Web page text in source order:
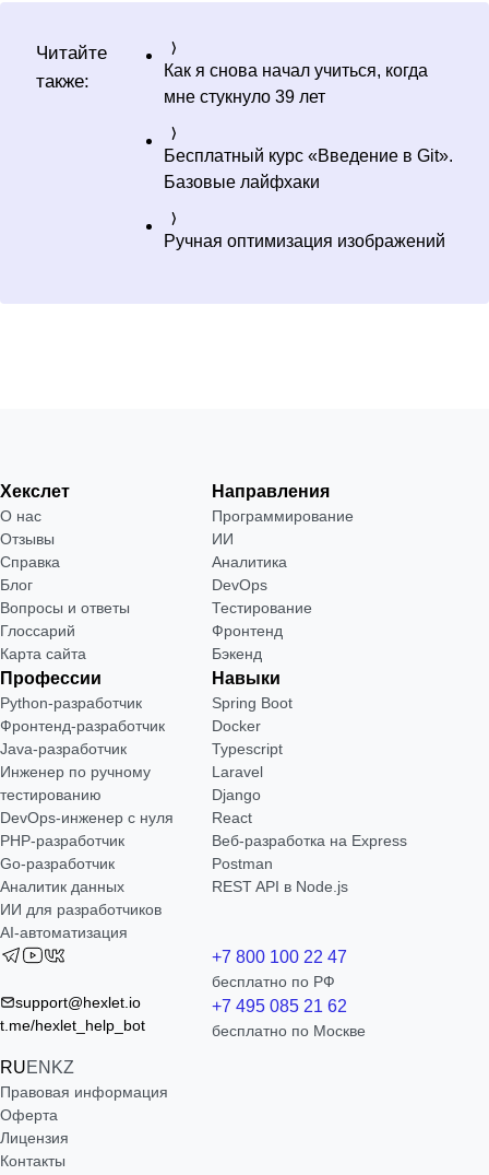
Читайте
также:
Как я снова начал учиться, когда
мне стукнуло 39 лет
Бесплатный курс «Введение в Git».
Базовые лайфхаки
Ручная оптимизация изображений
Хекслет
О нас
Отзывы
Справка
Блог
Вопросы и ответы
Глоссарий
Карта сайта
Направления
Программирование
ИИ
Аналитика
DevOps
Тестирование
Фронтенд
Бэкенд
Профессии
Python-разработчик
Фронтенд-разработчик
Java-разработчик
Инженер по ручному
тестированию
DevOps-инженер с нуля
РНР-разработчик
Go-разработчик
Аналитик данных
ИИ для разработчиков
AI-автоматизация
Навыки
Spring Boot
Docker
Typescript
Laravel
Django
React
Веб-разработка на Express
Postman
REST API в Node.js
support@hexlet.io
t.me/hexlet_help_bot
RUEN KZ
+7 800 100 22 47
бесплатно по РФ
+7 495 085 21 62
бесплатно по Москве
Правовая информация
Оферта
Лицензия
Контакты